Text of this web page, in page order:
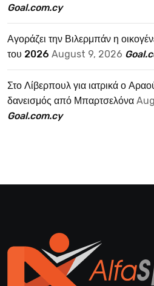
Goal.com.cy
Αγοράζει την Βιλερμπάν η
του 2026 August 9, 2026
Στο Λίβερπουλ για ιατρικά ο
δανεισμός από Μπαρτσελόνα
Goal.com.cy